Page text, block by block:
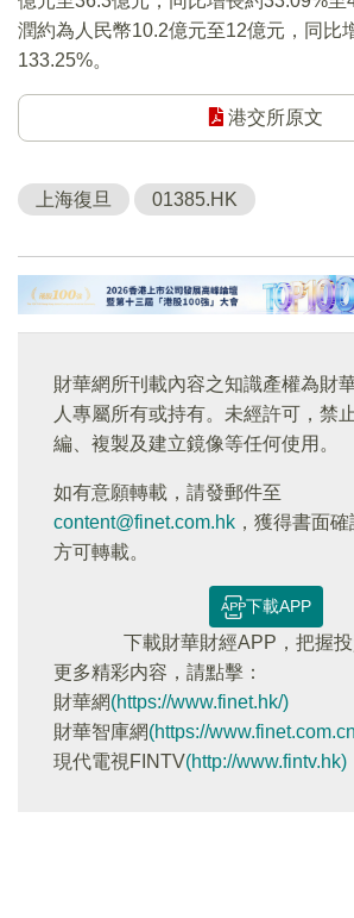
潤約為人民幣10.2億元至12億元，同比
133.25%。
港交所原文
上海復旦 01385.HK
財華網所刊載內容之知識產權為財
人專屬所有或持有。未經許可，禁
編、複製及建立鏡像等任何使用。
如有意願轉載，請發郵件至
content@finet.com.hk ，獲得書面
方可轉載。
下載APP
下載財華財經APP，把握
更多精彩内容，請點擊：
財華網(https://www.finet.hk/)
財華智庫網(https://
現代電視FINTV(http://www.fintv.hk)